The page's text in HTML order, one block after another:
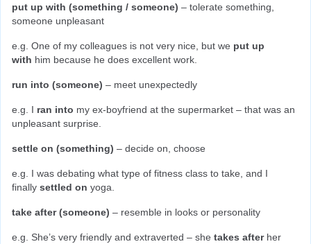
put up with (something / someone) – tolerate something,
someone unpleasant
e.g. One of my colleagues is not very nice, but we put up
with him because he does excellent work.
run into (someone) – meet unexpectedly
e.g. I ran into my ex-boyfriend at the supermarket – that was an
unpleasant surprise.
settle on (something) – decide on, choose
e.g. I was debating what type of fitness class to take, and I
finally settled on yoga.
take after (someone) – resemble in looks or personality
e.g. She’s very friendly and extraverted – she takes after her